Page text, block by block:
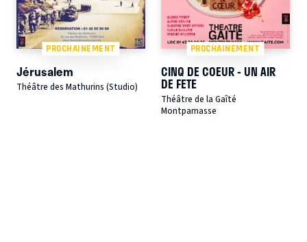
PROCHAINEMENT
Jérusalem
Théâtre des Mathurins (Studio)
PROCHAINEMENT
CINQ DE COEUR - UN AIR
DE FETE
Théâtre de la Gaîté
Montparnasse